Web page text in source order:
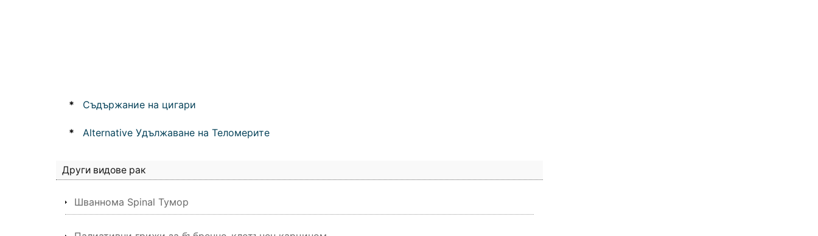
* Съдържание на цигари
* Alternative Удължаване на Теломерите
Други видове рак
Шваннома Spinal Тумор